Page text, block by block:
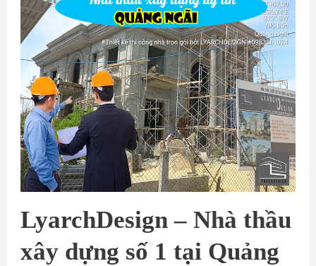
LyarchDesign – Nhà thầu
xây dựng số 1 tại Quảng